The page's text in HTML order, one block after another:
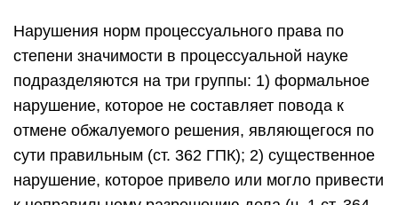
Нарушения норм процессуального права по
степени значимости в процессуальной науке
подразделяются на три группы: 1) формальное
нарушение, которое не составляет повода к
отмене обжалуемого решения, являющегося по
сути правильным (ст. 362 ГПК); 2) существенное
нарушение, которое привело или могло привести